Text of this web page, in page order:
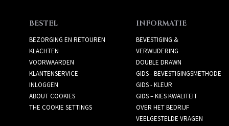
BESTEL
BEZORGING EN RETOUREN
KLACHTEN
VOORWAARDEN
KLANTENSERVICE
INLOGGEN
ABOUT COOKIES
THE COOKIE SETTINGS
INFORMATIE
BEVESTIGING &
VERWIJDERING
DOUBLE DRAWN
GIDS - BEVESTIGINGSMETHODE
GIDS - KLEUR
GIDS – KIES KWALITEIT
OVER HET BEDRIJF
VEELGESTELDE VRAGEN